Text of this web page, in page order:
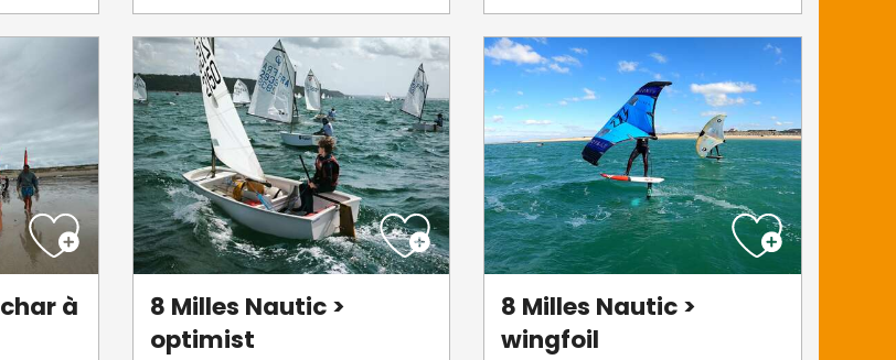
à
8 Milles Nautic >
optimist
8 Milles Nautic >
wingfoil